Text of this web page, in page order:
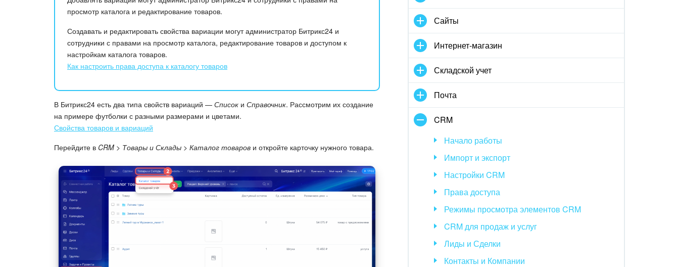
просмотр каталога и редактирование товаров.
Создавать и редактировать свойства вариации могут администратор Битрикс24 и
сотрудники с правами на просмотр каталога, редактирование товаров и доступом к
настройкам каталога товаров.
Как настроить права доступа к каталогу товаров
В Битрикс24 есть два типа свойств вариаций — Список и Справочник. Рассмотрим их создание
на примере футболки с разными размерами и цветами.
Свойства товаров и вариаций
Перейдите в CRM > Товары и Склады > Каталог товаров и откройте карточку нужного товара.
Сайты
Интернет-магазин
Складской учет
Почта
CRM
Начало работы
Импорт и экспорт
Настройки CRM
Права доступа
Режимы просмотра элементов CRM
CRM для продаж и услуг
Лиды и Сделки
Контакты и Компании